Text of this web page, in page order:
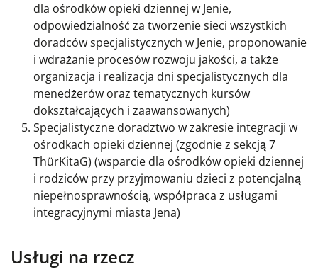
dla ośrodków opieki dziennej w Jenie,
odpowiedzialność za tworzenie sieci wszystkich
doradców specjalistycznych w Jenie, proponowanie
i wdrażanie procesów rozwoju jakości, a także
organizacja i realizacja dni specjalistycznych dla
menedżerów oraz tematycznych kursów
dokształcających i zaawansowanych)
Specjalistyczne doradztwo w zakresie integracji w
ośrodkach opieki dziennej (zgodnie z sekcją 7
ThürKitaG) (wsparcie dla ośrodków opieki dziennej
i rodziców przy przyjmowaniu dzieci z potencjalną
niepełnosprawnością, współpraca z usługami
integracyjnymi miasta Jena)
Usługi na rzecz